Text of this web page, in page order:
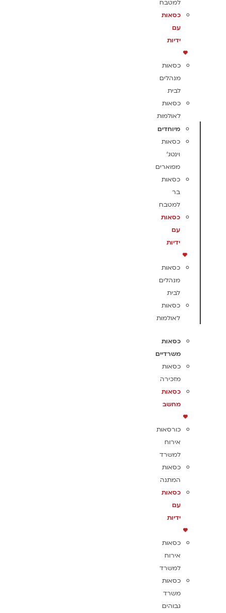
למטבח
כסאות
עם
ידיות
כסאות
מנהלים
לבית
כסאות
לאולמות
מיוחדים
כסאות
וינטג'
מפוארים
כסאות
בר
למטבח
כסאות
עם
ידיות
כסאות
מנהלים
לבית
כסאות
לאולמות
כסאות
משרדיים
כסאות
מזכירה
כסאות
מחשב
כורסאות
אירוח
למשרד
כסאות
המתנה
כסאות
עם
ידיות
כסאות
אירוח
למשרד
כסאות
משרד
גבוהים